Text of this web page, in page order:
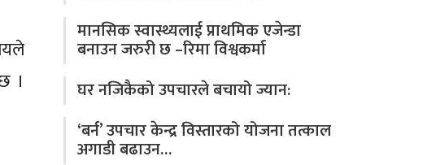
।
मानसिक स्वास्थ्यलाई प्राथमिक एजेन्डा
बनाउन जरुरी छ –रिमा विश्वकर्मा
घर नजिकैको उपचारले बचायो ज्यान:
‘बर्न’ उपचार केन्द्र विस्तारको योजना तत्काल
अगाडी बढाउन…